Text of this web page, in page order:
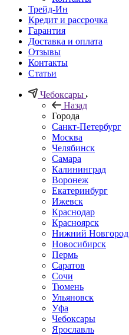
Трейд-Ин
Кредит и рассрочка
Гарантия
Доставка и оплата
Отзывы
Контакты
Статьи
Чебоксары
Назад
Города
Санкт-Петербург
Москва
Челябинск
Самара
Калининград
Воронеж
Екатеринбург
Ижевск
Краснодар
Красноярск
Нижний Новгород
Новосибирск
Пермь
Саратов
Сочи
Тюмень
Ульяновск
Уфа
Чебоксары
Ярославль